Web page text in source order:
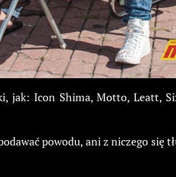
Icon Shima, Motto, Leatt,
powodu, ani z niczego się